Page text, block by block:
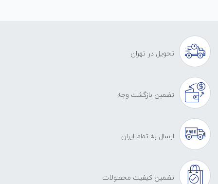
تحویل در تهران
تضمین بازگشت وجه
ارسال به تمام ایران
تضمین کیفیت محصولات